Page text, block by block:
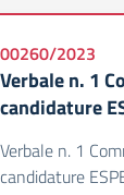
00260/2023
Verbale n. 1
candidature
Verbale n. 1
candidature